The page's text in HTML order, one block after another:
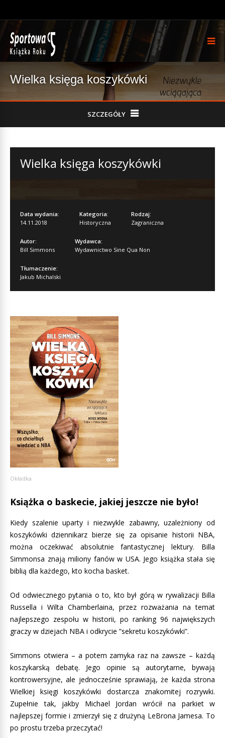
Wielka księga koszykówki
SZCZEGÓŁY
Wielka księga koszykówki
Data wydania:
14.11.2018
Kategoria:
Historyczna
Rodzaj:
Zagraniczna
Autor:
Bill Simmons
Wydawca:
Wydawnictwo Sine Qua Non
Tłumaczenie:
Jakub Michalski
Okładka
Książka o baskecie, jakiej jeszcze nie było!
Kiedy szalenie uparty i niezwykle zabawny, uzależniony od
koszykówki dziennikarz bierze się za opisanie historii NBA,
można oczekiwać absolutnie fantastycznej lektury. Billa
Simmonsa znają miliony fanów w USA. Jego książka stała się
biblią dla każdego, kto kocha basket.
Od odwiecznego pytania o to, kto był górą w rywalizacji Billa
Russella i Wilta Chamberlaina, przez rozważania na temat
najlepszego zespołu w historii, po ranking 96 największych
graczy w dziejach NBA i odkrycie ”sekretu koszykówki”.
Simmons otwiera – a potem zamyka raz na zawsze – każdą
koszykarską debatę. Jego opinie są autorytarne, bywają
kontrowersyjne, ale jednocześnie sprawiają, że każda strona
Wielkiej księgi koszykówki dostarcza znakomitej rozrywki.
Zupełnie tak, jakby Michael Jordan wrócił na parkiet w
najlepszej formie i zmierzył się z drużyną LeBrona Jamesa. To
po prostu trzeba przeczytać!